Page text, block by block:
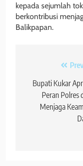
kepada sejumlah
berkontribusi
Balikpapan.
Navigasi
pos
Bupati Kukar
Peran Polres
Menjaga